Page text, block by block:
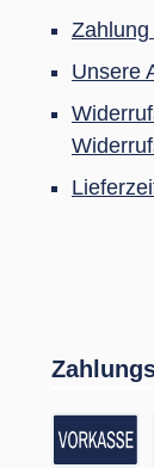
Zahlung
Unsere